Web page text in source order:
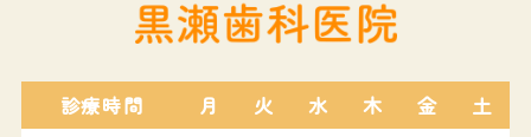
診療時間 月 火 水 木 金 土